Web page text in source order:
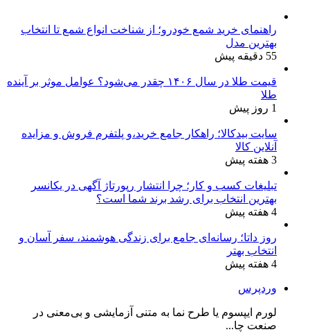
راهنمای خرید شمع خودرو؛ از شناخت انواع شمع تا انتخاب
بهترین مدل
55 دقیقه پیش
قیمت طلا در سال ۱۴۰۶ چقدر می‌شود؟ عوامل موثر بر آینده
طلا
1 روز پیش
سایت بیدکالا؛ راهکار جامع خرید،و پلتفرم فروش و مزایده
آنلاین کالا
3 هفته پیش
تبلیغات کسب و کار؛ چرا انتشار رپورتاژ آگهی در یکانسر
بهترین انتخاب برای رشد برند شما است؟
4 هفته پیش
روز داتا؛ رسانه‌ای جامع برای زندگی هوشمند، سفر آسان و
انتخاب بهتر
4 هفته پیش
وردپرس
لورم ایپسوم یا طرح‌ نما به متنی آزمایشی و بی‌معنی در
صنعت چا...